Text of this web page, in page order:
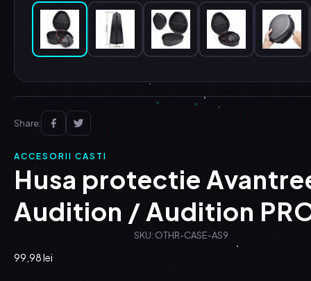
Share:
ACCESORII CASTI
Husa protectie
Audition / Audition
SKU: OTHR-CASE-AS9
99,98lei